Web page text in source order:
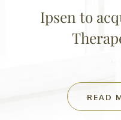
Ipsen to
READ